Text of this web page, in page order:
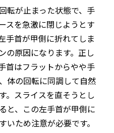
転が止まった状態で、手
スを急激に閉じようとす
手首が甲側に折れてしま
の原因になります。正し
首はフラットからやや手
体の回転に同調して自然
。スライスを直そうとし
と、この左手首が甲側に
ため注意が必要です。